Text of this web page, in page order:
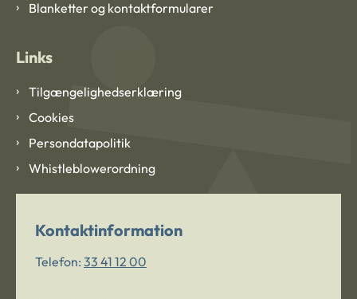
Blanketter og kontaktformularer
Links
Tilgængelighedserklæring
Cookies
Persondatapolitik
Whistleblowerordning
Kontaktinformation
Telefon: 33 41 12 00